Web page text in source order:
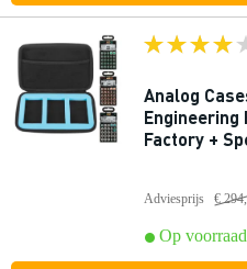
Analog
Engineering
Factory +
Adviesprijs €
Op